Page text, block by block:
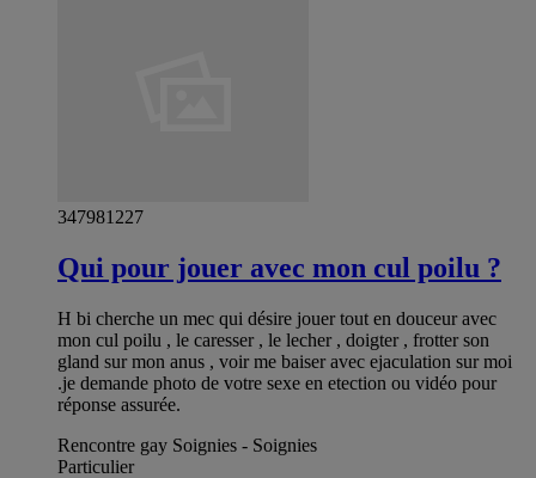
347981227
Qui pour jouer avec mon cul poilu ?
H bi cherche un mec qui désire jouer tout en douceur avec
mon cul poilu , le caresser , le lecher , doigter , frotter son
gland sur mon anus , voir me baiser avec ejaculation sur moi
.je demande photo de votre sexe en etection ou vidéo pour
réponse assurée.
Rencontre gay Soignies - Soignies
Particulier